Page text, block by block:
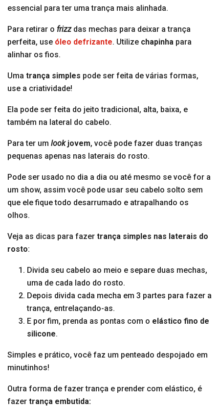
essencial para ter uma trança mais alinhada.
Para retirar o frizz das mechas para deixar a trança
perfeita, use óleo defrizante. Utilize chapinha para
alinhar os fios.
Uma trança simples pode ser feita de várias formas,
use a criatividade!
Ela pode ser feita do jeito tradicional, alta, baixa, e
também na lateral do cabelo.
Para ter um lookjovem, você pode fazer duas tranças
pequenas apenas nas laterais do rosto.
Pode ser usado no dia a dia ou até mesmo se você for a
um show, assim você pode usar seu cabelo solto sem
que ele fique todo desarrumado e atrapalhando os
olhos.
Veja as dicas para fazer trança simples nas laterais do
rosto:
Divida seu cabelo ao meio e separe duas mechas,
uma de cada lado do rosto.
Depois divida cada mecha em 3 partes para fazer a
trança, entrelaçando-as.
E por fim, prenda as pontas com o elástico fino de
silicone.
Simples e prático, você faz um penteado despojado em
minutinhos!
Outra forma de fazer trança e prender com elástico, é
fazer trança embutida: